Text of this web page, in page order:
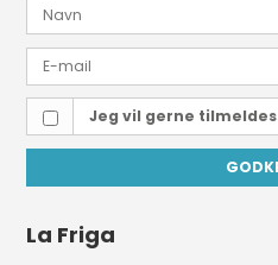
Jeg vil gerne
La Friga